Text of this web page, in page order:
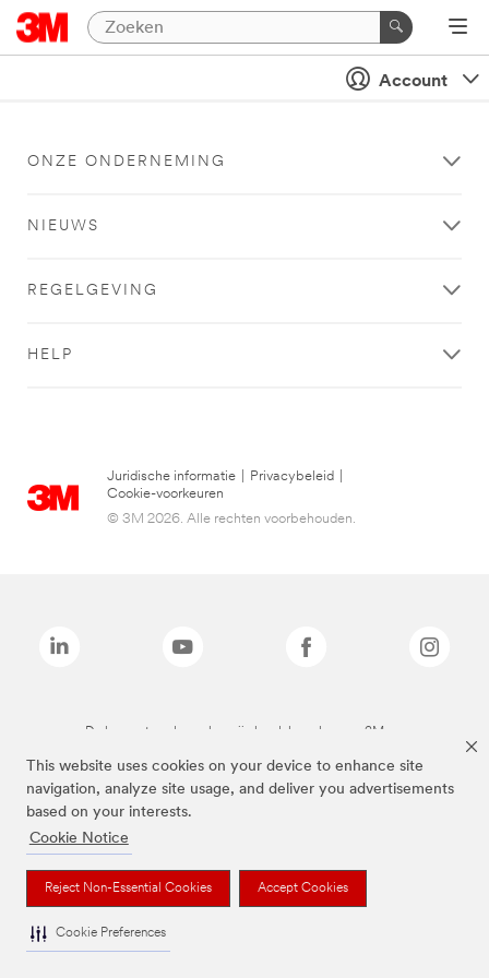
This website uses cookies on your device to enhance site
navigation, analyze site usage, and deliver you advertisements
based on your interests.
Cookie Notice
Reject Non-Essential Cookies Accept Cookies
Cookie Preferences
Account
ONZE ONDERNEMING
NIEUWS
REGELGEVING
HELP
Juridische informatie Privacybeleid
Cookie-voorkeuren
© 3M 2026. Alle rechten voorbehouden.
De bovenstaande merken zijn handelsmerken van 3M.we